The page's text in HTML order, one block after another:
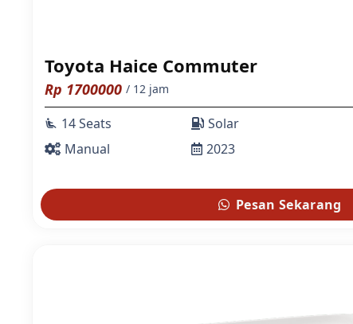
Toyota Haice Commuter
Rp 1700000 / 12 jam
airline_seat_recline_extra 14 Seats
Manual
Solar
2023
Pesan Sekarang